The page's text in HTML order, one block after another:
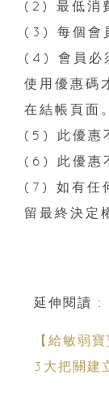
(2) 最低消
(3) 每個會
(4) 會員必
使用優惠碼
在結帳頁面。
(5) 此優惠
(6) 此優惠
(7) 如有任
留最終決定
延伸閱讀 :
【給敏弱
3大把關建